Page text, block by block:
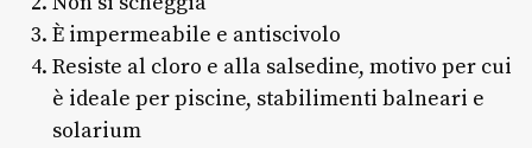
È impermeabile e antiscivolo
Resiste al cloro e alla salsedine, motivo per cui
è ideale per piscine, stabilimenti balneari e
solarium